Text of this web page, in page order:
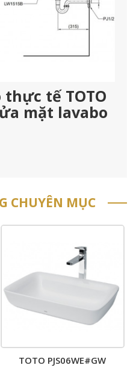
tế TOTO
mặt lavabo
CHUYÊN MỤC
TOTO PJS06WE#GW